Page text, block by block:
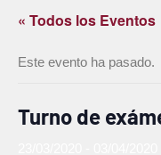
« Todos los Eventos
Este evento ha pasado.
Turno de